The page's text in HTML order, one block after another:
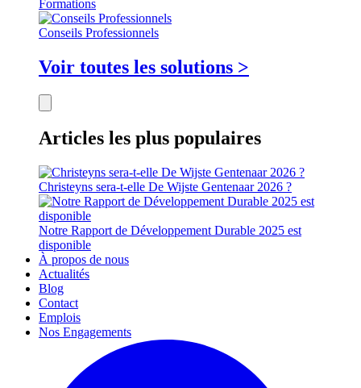
Formations
Conseils Professionnels
Voir toutes les solutions >
Articles les plus populaires
Christeyns sera-t-elle De Wijste Gentenaar 2026 ?
Notre Rapport de Développement Durable 2025 est
disponible
À propos de nous
Actualités
Blog
Contact
Emplois
Nos Engagements